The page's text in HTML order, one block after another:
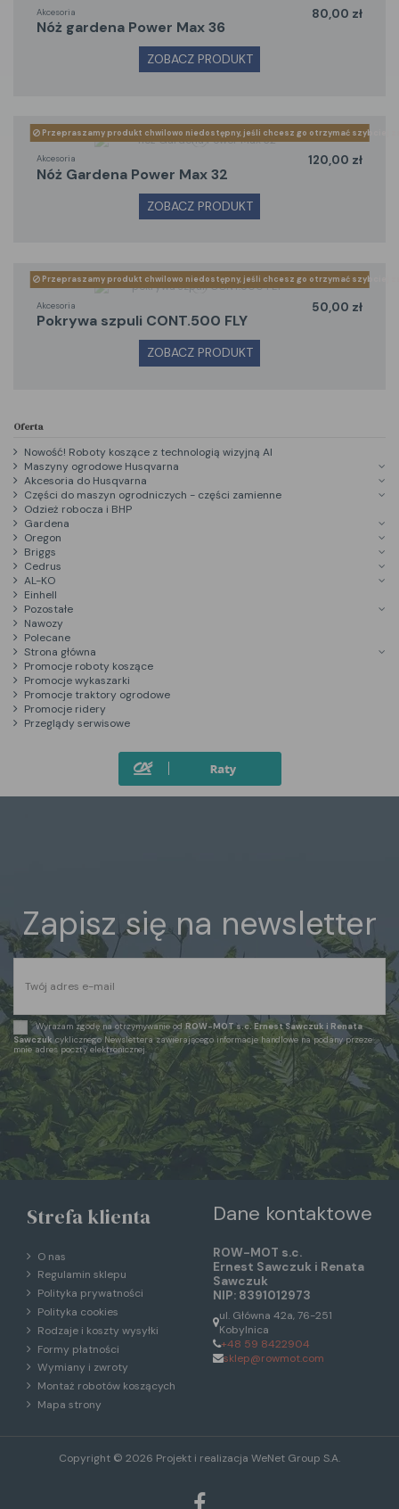
Akcesoria
nóż gardena Power Max 36
80,00 zł
ZOBACZ PRODUKT
Przepraszamy produkt chwilowo niedostępny, jeśli chcesz go otrzymać szybciej
Akcesoria
nóż Gardena Power Max 32
120,00 zł
ZOBACZ PRODUKT
Przepraszamy produkt chwilowo niedostępny, jeśli chcesz go otrzymać szybciej
Akcesoria
pokrywa szpuli CONT.500 FLY
50,00 zł
ZOBACZ PRODUKT
Oferta
Nowość! Roboty koszące z technologią wizyjną AI
Maszyny ogrodowe Husqvarna
Akcesoria do Husqvarna
Części do maszyn ogrodniczych - części zamienne
Odzież robocza i BHP
Gardena
Oregon
Briggs
Cedrus
AL-KO
Einhell
Pozostałe
Nawozy
Polecane
Strona główna
Promocje roboty koszące
Promocje wykaszarki
Promocje traktory ogrodowe
Promocje ridery
Przeglądy serwisowe
Zapisz się na newsletter
Wyrażam zgodę na otrzymywanie od ROW-MOT s.c. Ernest Sawczuk i Renata
Sawczukcyklicznego Newslettera zawierającego informacje handlowe na podany przeze
mnie adres poczty elektronicznej.
Strefa klienta
O nas
Regulamin sklepu
Polityka prywatności
Polityka cookies
Rodzaje i koszty wysyłki
Formy płatności
Wymiany i zwroty
Montaż robotów koszących
Mapa strony
Dane kontaktowe
ROW-MOT s.c.
Ernest Sawczuk i Renata
Sawczuk
NIP: 8391012973
ul. Główna 42a, 76-251
Kobylnica
+48 59 8422904
sklep@rowmot.com
Copyright © 2026 Projekt i realizacja WeNet Group S.A.